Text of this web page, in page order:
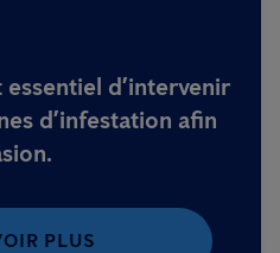
d’intervenir
d’infestation afin
PLUS